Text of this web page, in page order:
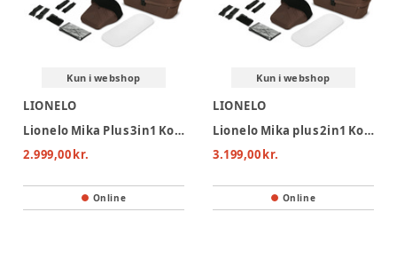
Kun i webshop
LIONELO
Lionelo Mika Plus 3in1 Kombivogn - Mocha Mousse
2.999,00 kr.
Online
Kun i webshop
LIONELO
Lionelo Mika plus 2in1 Kombivogn - Mocha Mousse
3.199,00 kr.
Online